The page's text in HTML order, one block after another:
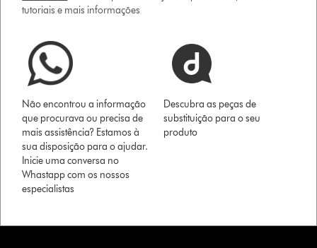
tutoriais e mais informações
Não encontrou a informação
que procurava ou precisa de
mais assistência? Estamos à
sua disposição para o ajudar.
Inicie uma conversa no
Whastapp com os nossos
especialistas
Descubra as peças de
substituição para o seu
produto